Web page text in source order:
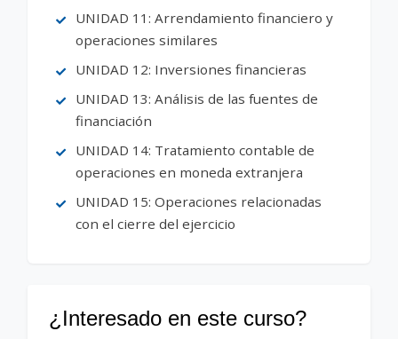
UNIDAD 11: Arrendamiento financiero y
operaciones similares
UNIDAD 12: Inversiones financieras
UNIDAD 13: Análisis de las fuentes de
financiación
UNIDAD 14: Tratamiento contable de
operaciones en moneda extranjera
UNIDAD 15: Operaciones relacionadas
con el cierre del ejercicio
¿Interesado en este curso?